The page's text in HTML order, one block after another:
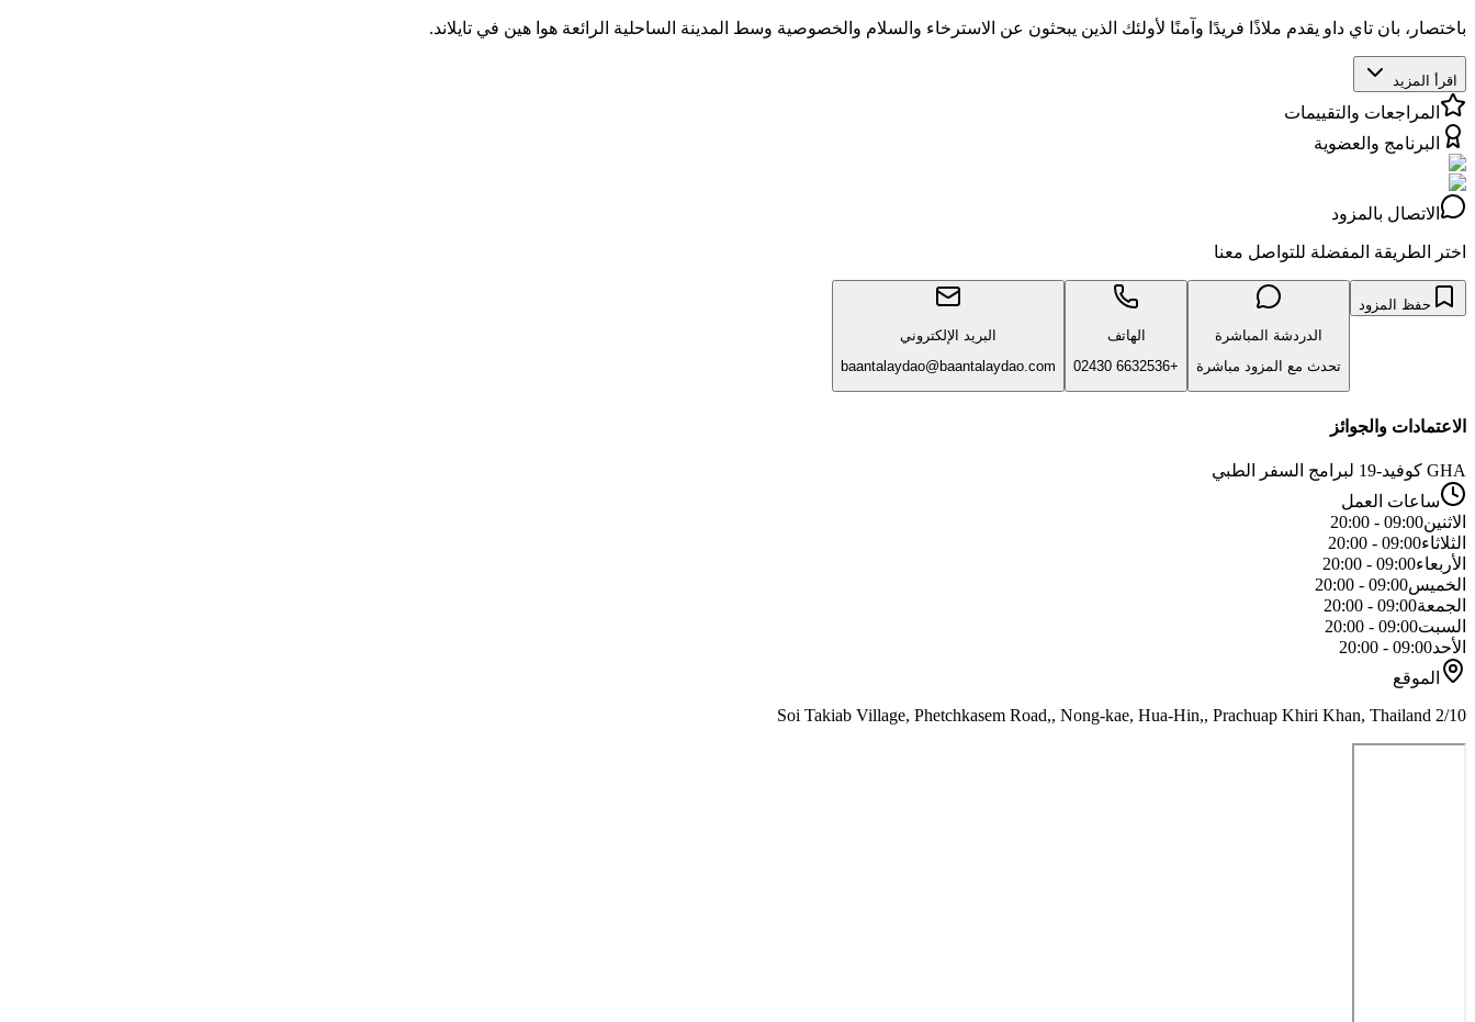
باختصار، بان تاي داو يقدم ملاذًا فريدًا وآمنًا لأولئك الذين يبحثون عن الاسترخاء والسلام والخصوصية وسط المدينة الساحلية الرائعة هوا هين في تايلاند.
اقرأ المزيد
المراجعات والتقييمات
البرنامج والعضوية
الاتصال بالمزود
اختر الطريقة المفضلة للتواصل معنا
حفظ المزود
الدردشة المباشرة
تحدث مع المزود مباشرة
الهاتف
+6632536 02430
البريد الإلكتروني
baantalaydao@baantalaydao.com
الاعتمادات والجوائز
GHA كوفيد-19 لبرامج السفر الطبي
ساعات العمل
الاثنين09:00 - 20:00
الثلاثاء09:00 - 20:00
الأربعاء09:00 - 20:00
الخميس09:00 - 20:00
الجمعة09:00 - 20:00
السبت09:00 - 20:00
الأحد09:00 - 20:00
الموقع
2/10 Soi Takiab Village, Phetchkasem Road,, Nong-kae, Hua-Hin,, Prachuap Khiri Khan, Thailand